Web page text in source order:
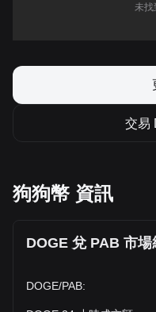
未找
交易
狗狗幣 資訊
DOGE 兌 PAB 市場
DOGE/PAB: